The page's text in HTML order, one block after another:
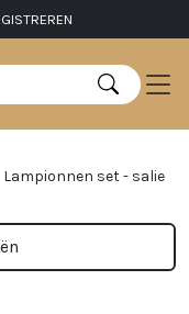
Lampionnen set - salie